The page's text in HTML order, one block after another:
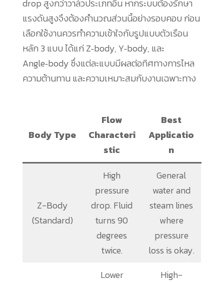
drop สูงกว่าวาล์วประเภทอื่น หากระบบต้องรักษา
แรงดันสูงจึงต้องคำนวณส่วนนี้อย่างรอบคอบ ก่อน
เลือกใช้งานควรทำความเข้าใจกับรูปแบบตัวเรือน
หลัก 3 แบบ ได้แก่ Z‑body, Y‑body, และ
Angle‑body ซึ่งแต่ละแบบมีผลต่อทิศทางการไหล
ความต้านทาน และความเหมาะสมกับงานเฉพาะทาง
Body Type
Flow
Characteri
stic
Best
Applicatio
n
Z-Body
(Standard)
High
pressure
drop. Fluid
turns 90
degrees
twice.
General
water and
steam lines
where
pressure
loss is okay.
Lower
High-